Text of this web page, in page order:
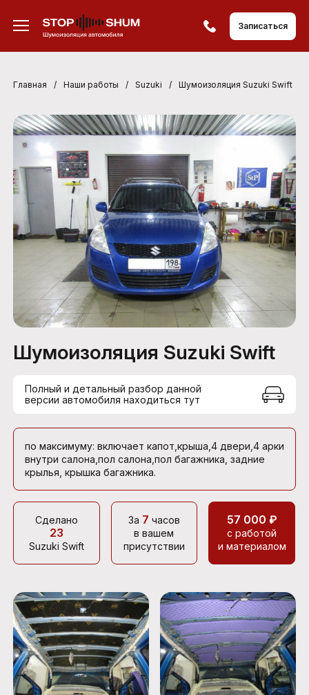
Записаться
Главная / Наши работы / Suzuki / Шумоизоляция Suzuki Swift
Шумоизоляция Suzuki Swift
Полный и детальный разбор данной
версии автомобиля находиться тут
по максимуму: включает капот,крыша,4 двери,4 арки
внутри салона,пол салона,пол багажника, задние
крылья, крышка багажника.
Сделано
23
Suzuki Swift
За 7 часов
в вашем
присутствии
57 000 ₽
с работой
и материалом